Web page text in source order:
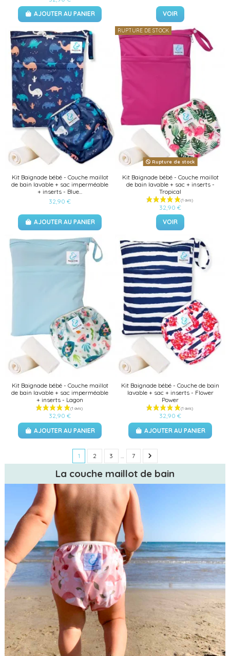
AJOUTER AU PANIER
VOIR
Kit Baignade bébé - Couche maillot
de bain lavable + sac imperméable
+ inserts - Blue...
32,90 €
AJOUTER AU PANIER
RUPTURE DE STOCK
Rupture de stock
Kit Baignade bébé - Couche maillot
de bain lavable + sac + inserts -
Tropical
32,90 €
VOIR
Kit Baignade bébé - Couche maillot
de bain lavable + sac imperméable
+ inserts - Lagon
32,90 €
AJOUTER AU PANIER
Kit Baignade bébé - Couche de bain
lavable + sac + inserts - Flower
Power
32,90 €
AJOUTER AU PANIER
1 2 3 … 7
La couche maillot de bain